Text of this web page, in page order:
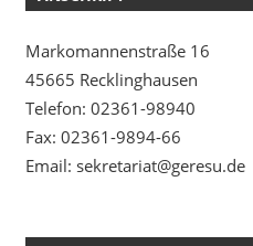
Markomannenstraße 16
45665 Recklinghausen
Telefon: 02361-98940
Fax: 02361-9894-66
Email: sekretariat@geresu.de